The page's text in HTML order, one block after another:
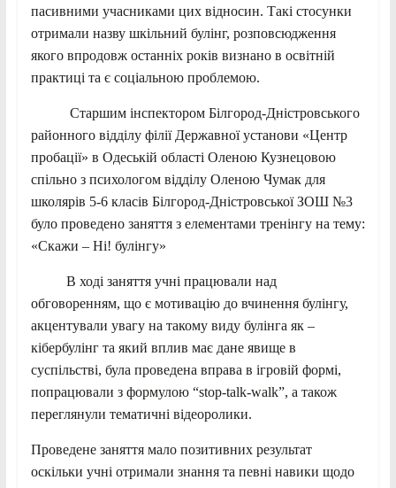
пасивними учасниками цих відносин. Такі стосунки
отримали назву шкільний булінг, розповсюдження
якого впродовж останніх років визнано в освітній
практиці та є соціальною проблемою.
Старшим інспектором Білгород-Дністровського
районного відділу філії Державної установи «Центр
пробації» в Одеській області Оленою Кузнецовою
спільно з психологом відділу Оленою Чумак для
школярів 5-6 класів Білгород-Дністровської ЗОШ №3
було проведено заняття з елементами тренінгу на тему:
«Скажи – Ні! булінгу»
В ході заняття учні працювали над
обговоренням, що є мотивацію до вчинення булінгу,
акцентували увагу на такому виду булінга як –
кібербулінг та який вплив має дане явище в
суспільстві, була проведена вправа в ігровій формі,
попрацювали з формулою “stop-talk-walk”, а також
переглянули тематичні відеоролики.
Проведене заняття мало позитивних результат
оскільки учні отримали знання та певні навики щодо